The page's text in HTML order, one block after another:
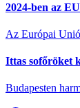
2024-ben az
Az Európai
Ittas sofőröket
Budapesten